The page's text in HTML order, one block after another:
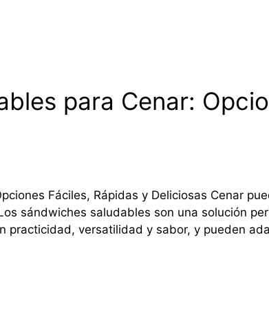
para Cenar:
Fáciles, Rápidas y Deliciosas Cenar
sándwiches saludables son una solución
practicidad, versatilidad y sabor, y pueden